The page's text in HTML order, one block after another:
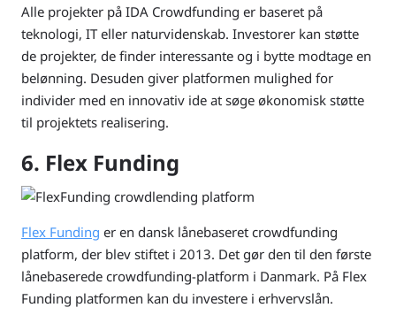
Alle projekter på IDA Crowdfunding er baseret på
teknologi, IT eller naturvidenskab. Investorer kan støtte
de projekter, de finder interessante og i bytte modtage en
belønning. Desuden giver platformen mulighed for
individer med en innovativ ide at søge økonomisk støtte
til projektets realisering.
6. Flex Funding
Flex Funding er en dansk lånebaseret crowdfunding
platform, der blev stiftet i 2013. Det gør den til den første
lånebaserede crowdfunding-platform i Danmark. På Flex
Funding platformen kan du investere i erhvervslån.